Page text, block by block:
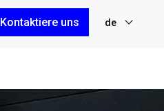
Kontaktiere uns de